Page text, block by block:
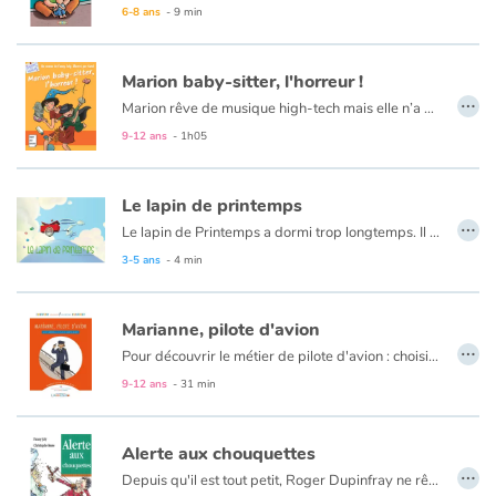
6-8 ans - 9 min
Marion baby-sitter, l'horreur !
Marion rêve de musique high-tech mais elle n’a pas un sou en poche.
9-12 ans - 1h05
…
Le lapin de printemps
Le lapin de Printemps a dormi trop longtemps. Il a laissé l'hiver effacer les couleurs et tout est blanc ! Vite ! Le lapin doit tout repeindre ! Les fleurs, les oiseaux, les animaux ! Mais il a besoin d'aide et tous ses amis proposent des couleurs différentes. Réussira-t-il à peindre toutes ces choses avec les bonnes couleurs ? Sera-t-il assez rapide pour donner vie au Printemps, sans se mélanger les pinceaux...
3-5 ans - 4 min
…
Marianne, pilote d'avion
Pour découvrir le métier de pilote d'avion : choisissez d'abord votre héros, Thomas ou Marianne. Suivez ses pas tout au long de sa journée de travail, comme si vous y étiez. Ajoutez des rubriques documentaires pour tout savoir sur le mur du son, les exploits de Charles Lindbergh, l'alphabet aéronautique et d’autres trésors. Complétez l'aventure avec le blog compagnon !
9-12 ans - 31 min
…
Alerte aux chouquettes
Depuis qu'il est tout petit, Roger Dupinfray ne rêve que de croissants, de chouquettes et d'éclairs au chocolat... Aucun doute possible sur sa vocation : il sera boulanger pâtissier. Après des débuts plus que prometteurs comme apprenti chez Patissard, le meilleur boulanger de la ville, Roger décide de voler de ses propres ailes et ouvre sa boutique : Au croissant de lune. Le succès ne se fait pas attendre, et toute la ville accourt. Mais un jour, madame Plück affirme que les chouquettes de Roger sont ensorcelées.. La preuve ? Son fils Billy est affublé d'un terrible et durable hoquet. …